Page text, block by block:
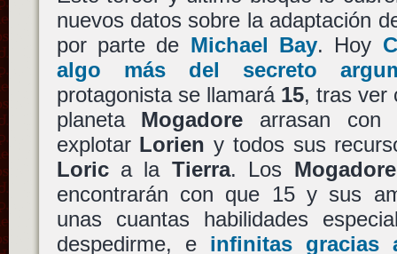
nuevos datos sobre la adaptación
por parte de Michael Bay. Hoy
algo más del secreto
protagonista se llamará 15, tras ver
planeta Mogadore arrasan con
explotar Lorien y todos sus
Lorica la Tierra. Los Mogadore
encontrarán con que 15 y sus
unas cuantas habilidades
despedirme, e infinitas gracias